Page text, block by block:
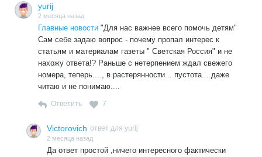
yurij
2 месяца назад
Главные новости "Для нас важнее всего помочь детям"
Сам себе задаю вопрос - почему пропал интерес к
статьям и материалам газеты " Светская Россия" и не
нахожу ответа!? Раньше с нетерпением ждал свежего
номера, теперь...., в растерянности... пустота....даже
читаю и не понимаю....
Ответить 7
Victorovich ответ для yurij
2 месяца назад
Да ответ простой ,ничего интересного фактически